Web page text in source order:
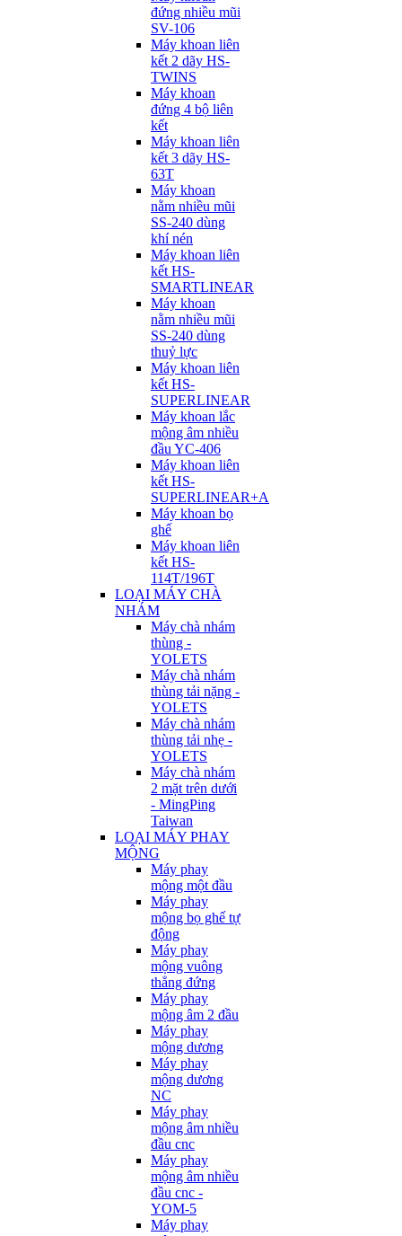
đứng nhiều mũi
SV-106
Máy khoan liên
kết 2 dãy HS-
TWINS
Máy khoan
đứng 4 bộ liên
kết
Máy khoan liên
kết 3 dãy HS-
63T
Máy khoan
nằm nhiều mũi
SS-240 dùng
khí nén
Máy khoan liên
kết HS-
SMARTLINEAR
Máy khoan
nằm nhiều mũi
SS-240 dùng
thuỷ lực
Máy khoan liên
kết HS-
SUPERLINEAR
Máy khoan lắc
mộng âm nhiều
đầu YC-406
Máy khoan liên
kết HS-
SUPERLINEAR+A
Máy khoan bọ
ghế
Máy khoan liên
kết HS-
114T/196T
LOẠI MÁY CHÀ
NHÁM
Máy chà nhám
thùng -
YOLETS
Máy chà nhám
thùng tải nặng -
YOLETS
Máy chà nhám
thùng tải nhẹ -
YOLETS
Máy chà nhám
2 mặt trên dưới
- MingPing
Taiwan
LOẠI MÁY PHAY
MỘNG
Máy phay
mộng một đầu
Máy phay
mộng bọ ghế tự
động
Máy phay
mộng vuông
thẳng đứng
Máy phay
mộng âm 2 đầu
Máy phay
mộng dương
Máy phay
mộng dương
NC
Máy phay
mộng âm nhiều
đầu cnc
Máy phay
mộng âm nhiều
đầu cnc -
YOM-5
Máy phay